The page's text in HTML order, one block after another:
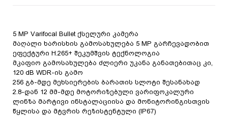
5 MP Varifocal Bullet ქსელური კამერა
მაღალი ხარისხის გამოსახულება 5 MP გარჩევადობით
ეფექტური H.265+ შეკუმშვის ტექნოლოგია
მკაფიო გამოსახულება ძლიერი უკანა განათებითაც კი,
120 dB WDR-ის გამო
256 გბ-მდე მეხსიერების ბარათის სლოტი შესანახად
2.8-დან 12 მმ-მდე მოტორიზებული ვარიფოკალური
ლინზა მარტივი ინსტალაციისა და მონიტორინგისთვის
წყლისა და მტვრის რეზისტენტული (IP67)